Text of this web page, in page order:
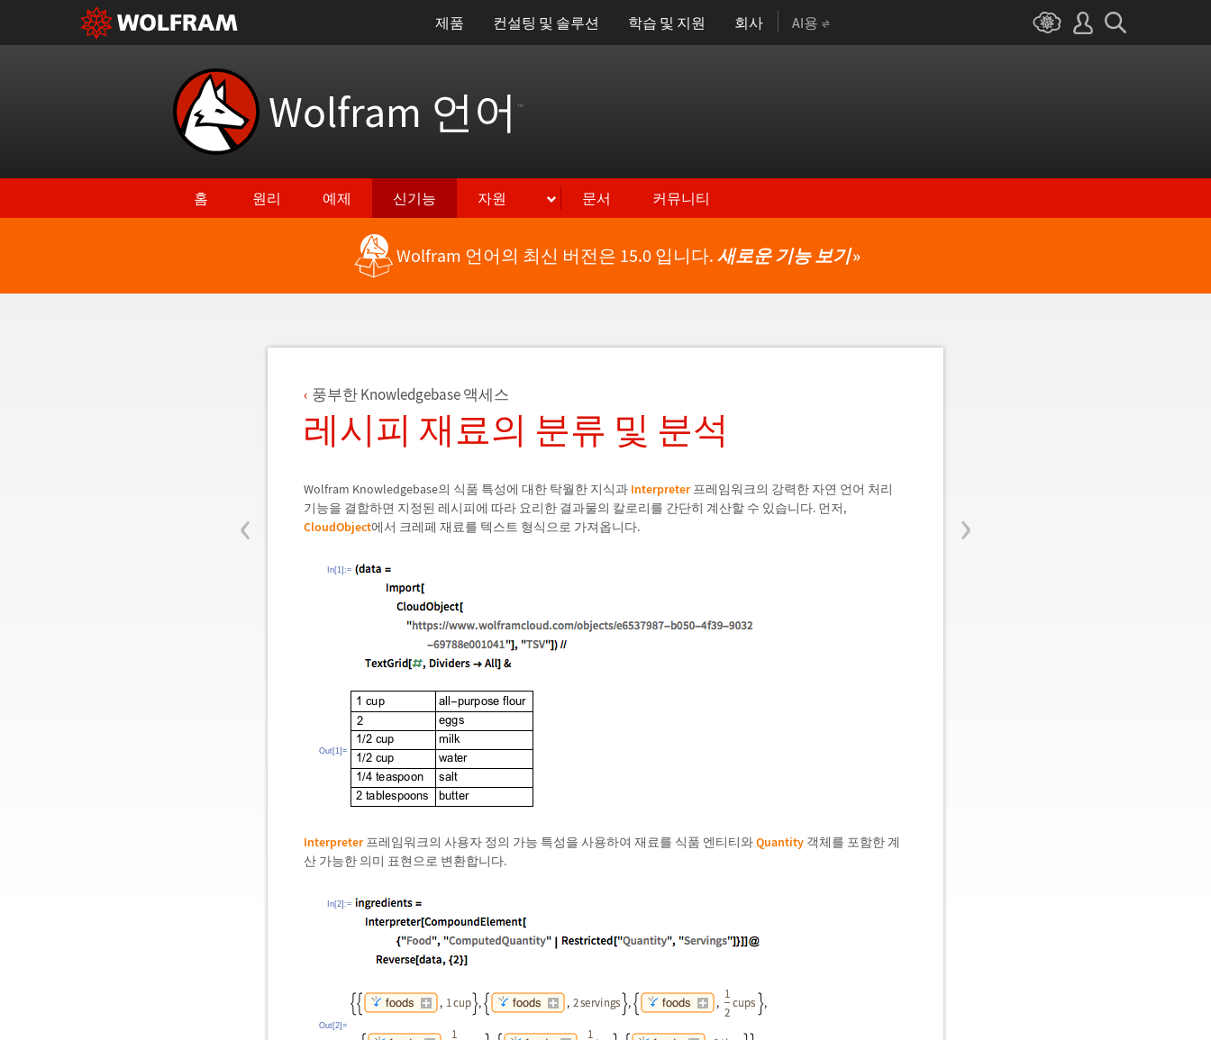
제품 컨설팅 및 솔루션 학습 및 지원 회사 AI용
Wolfram 언어 ™
홈 원리 예제 신기능 자원 문서 커뮤니티
Wolfram 언어의 최신 버전은 15.0 입니다. 새로운 기능 보기»
‹ ›
풍부한 Knowledgebase 액세스
레시피 재료의 분류 및 분석
Wolfram Knowledgebase의 식품 특성에 대한 탁월한 지식과 Interpreter프레임워크의 강력한 자연 언어 처리
기능을 결합하면 지정된 레시피에 따라 요리한 결과물의 칼로리를 간단히 계산할 수 있습니다. 먼저,
CloudObject에서 크레페 재료를 텍스트 형식으로 가져옵니다.
In[1]:=
Out[1]=
Interpreter프레임워크의 사용자 정의 가능 특성을 사용하여 재료를 식품 엔티티와Quantity 객체를 포함한 계
산 가능한 의미 표현으로 변환합니다.
In[2]:=
Out[2]=